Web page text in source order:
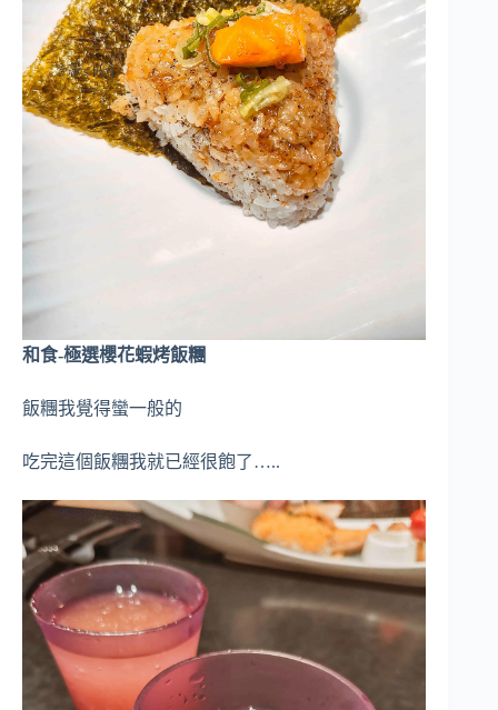
和食-極選櫻花蝦烤飯糰
飯糰我覺得蠻一般的
吃完這個飯糰我就已經很飽了…..